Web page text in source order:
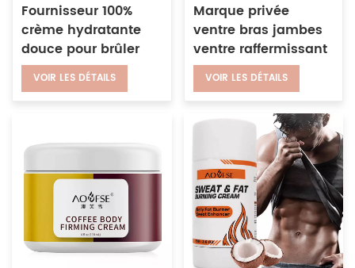
Fournisseur 100%
crème hydratante
douce pour brûler
les graisses
corporelles, perte de
la peau, crème
cellulite
VOIR LES DÉTAILS
Marque privée
ventre bras jambes
ventre raffermissant
lotion hydratante
cellulite minceur
VOIR LES DÉTAILS